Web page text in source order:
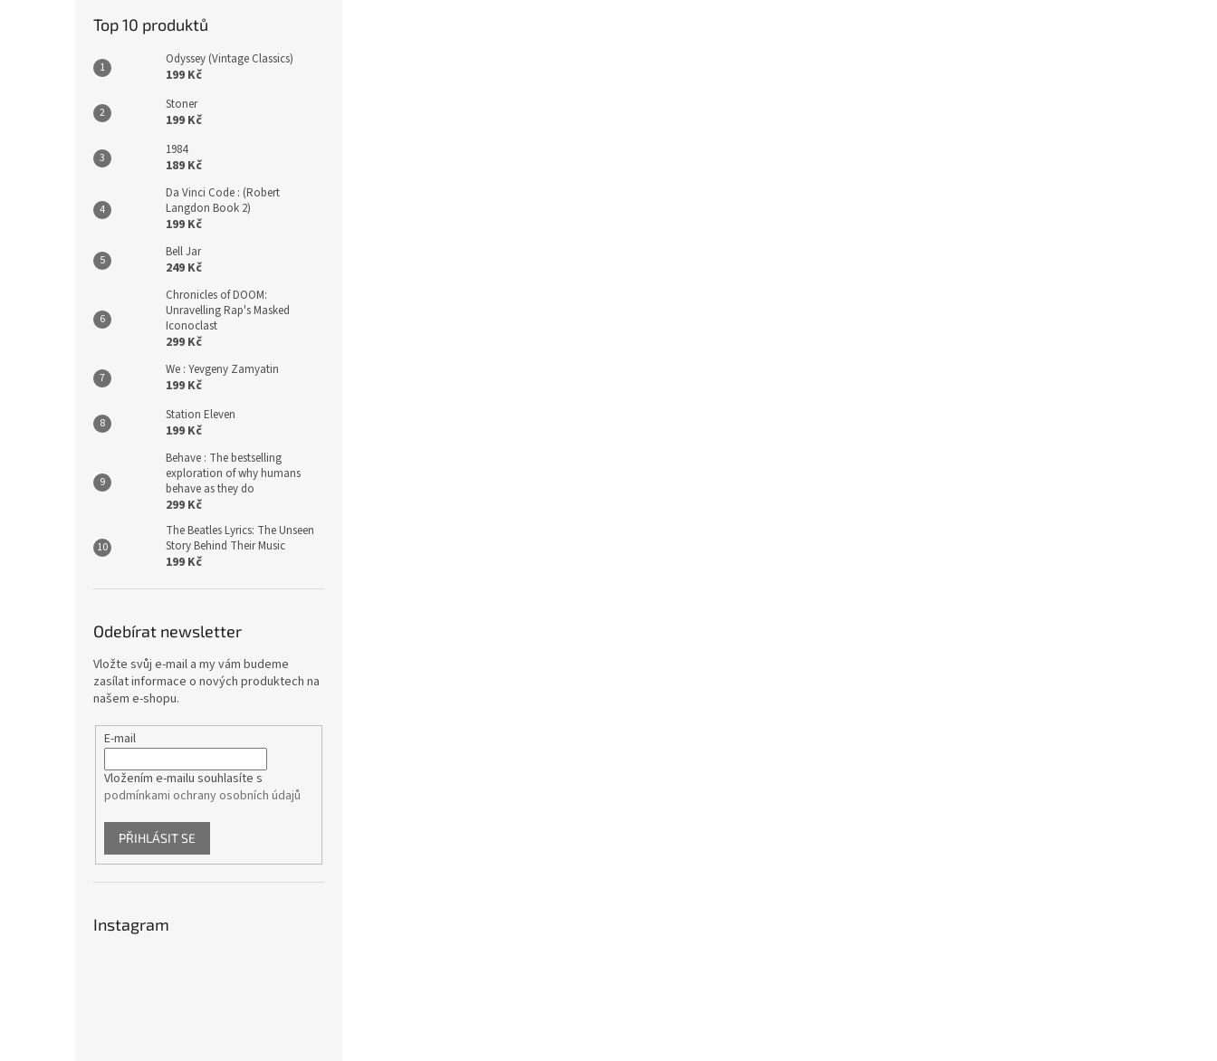
Top 10 produktů
Odyssey (Vintage Classics)
199 Kč
Stoner
199 Kč
1984
189 Kč
Da Vinci Code : (Robert
Langdon Book 2)
199 Kč
Bell Jar
249 Kč
Chronicles of DOOM:
Unravelling Rap's Masked
Iconoclast
299 Kč
We : Yevgeny Zamyatin
199 Kč
Station Eleven
199 Kč
Behave : The bestselling
exploration of why humans
behave as they do
299 Kč
The Beatles Lyrics: The Unseen
Story Behind Their Music
199 Kč
Odebírat newsletter
Vložte svůj e-mail a my vám budeme
zasílat informace o nových produktech na
našem e-shopu.
E-mail
Vložením e-mailu souhlasíte s
podmínkami ochrany osobních údajů
PŘIHLÁSIT SE
Instagram